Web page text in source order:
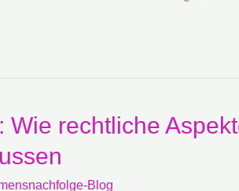
rechtliche
Blog